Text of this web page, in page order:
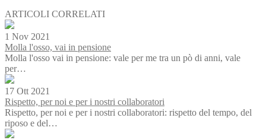
ARTICOLI CORRELATI
1 Nov 2021
Molla l'osso, vai in pensione
Molla l'osso vai in pensione: vale per me tra un pò di anni, vale
per…
17 Ott 2021
Rispetto, per noi e per i nostri collaboratori
Rispetto, per noi e per i nostri collaboratori: rispetto del tempo, del
riposo e del…